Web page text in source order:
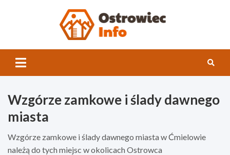
INFO
Wzgórze zamkowe i ślady dawnego
miasta
Wzgórze zamkowe i ślady dawnego miasta w Ćmielowie
należą do tych miejsc w okolicach Ostrowca